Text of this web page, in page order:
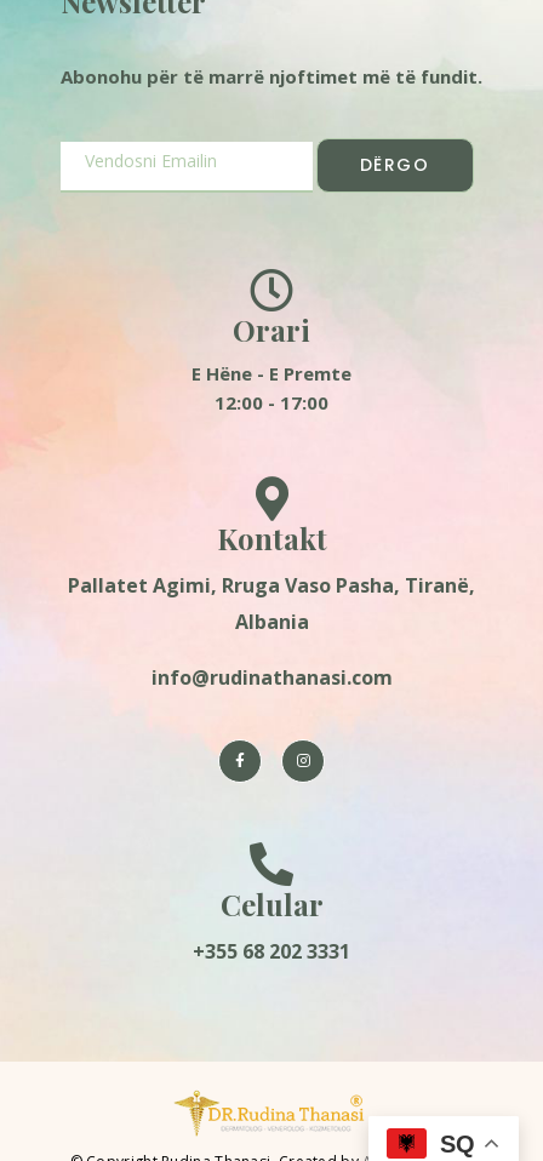
Abonohu për të marrë njoftimet më të fundit.
DËRGO
Orari
E Hëne - E Premte
12:00 - 17:00
Kontakt
Pallatet Agimi, Rruga Vaso Pasha, Tiranë,
Albania
info@rudinathanasi.com
Celular
+355 68 202 3331
SQ